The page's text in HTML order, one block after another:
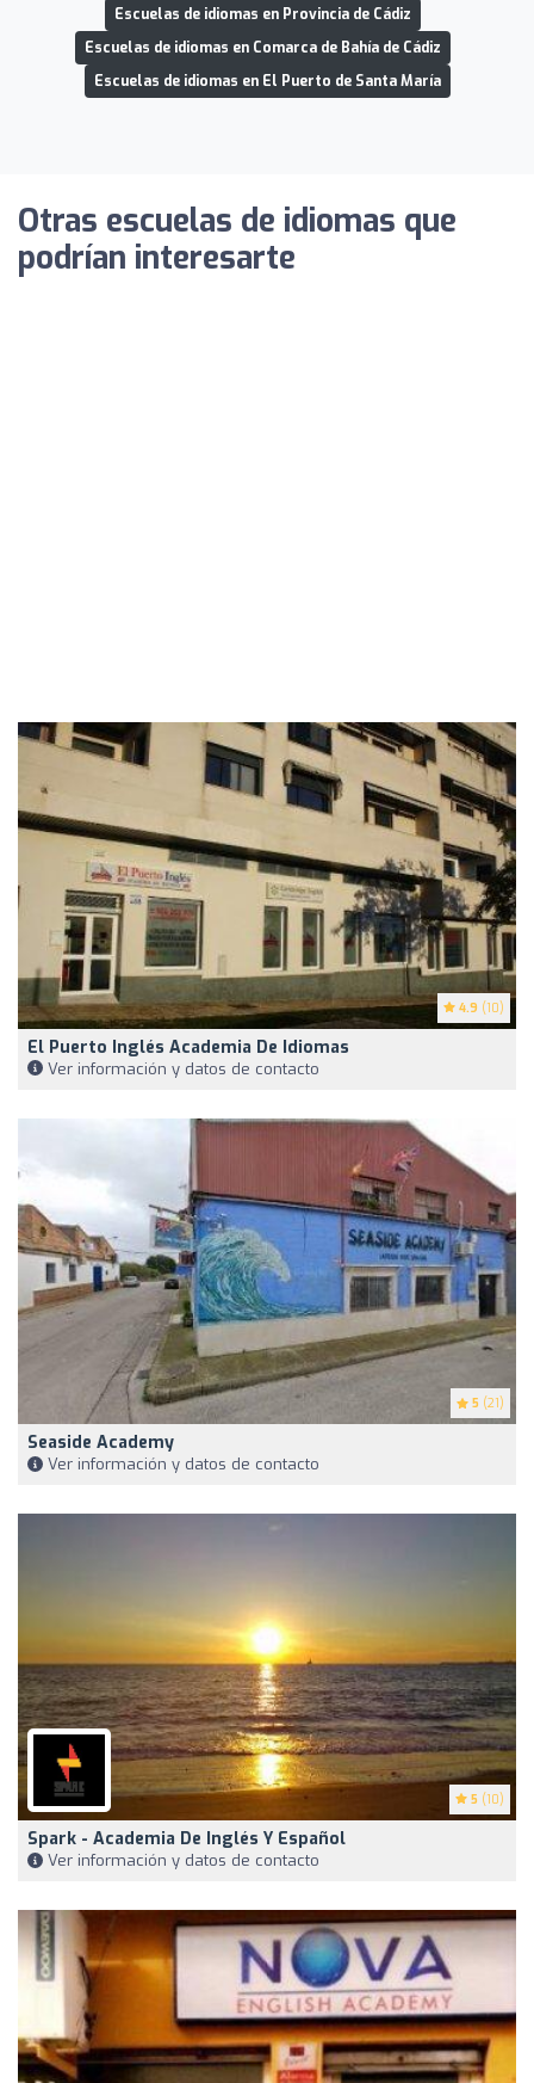
Escuelas de idiomas en Provincia de Cádiz
Escuelas de idiomas en Comarca de Bahía de Cádiz
Escuelas de idiomas en El Puerto de Santa María
Otras escuelas de idiomas que
podrían interesarte
4.9 (10)
El Puerto Inglés Academia De Idiomas
Ver información y datos de contacto
5 (21)
Seaside Academy
Ver información y datos de contacto
5 (10)
Spark - Academia De Inglés Y Español
Ver información y datos de contacto